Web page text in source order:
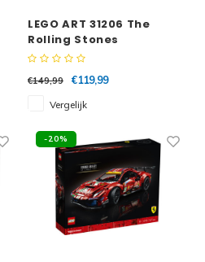
LEGO ART 31206 The
Rolling Stones
€149,99
€119,99
Vergelijk
-20%